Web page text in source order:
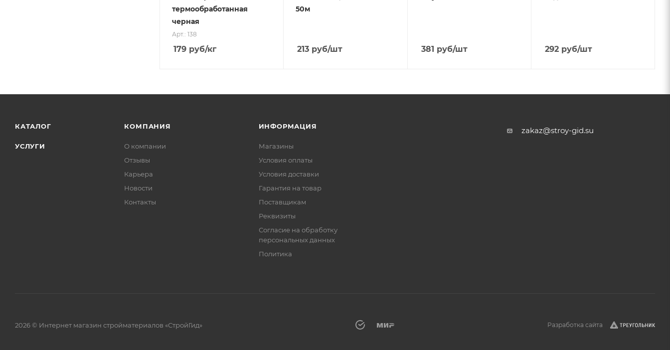
термообработанная
черная
Арт.: 138
179 руб/кг
50м
213 руб/шт 381 руб/шт 292руб/шт
КАТАЛОГ
УСЛУГИ
КОМПАНИЯ
О компании
Отзывы
Карьера
Новости
Контакты
ИНФОРМАЦИЯ
Магазины
Условия оплаты
Условия доставки
Гарантия на товар
Поставщикам
Реквизиты
Согласие на обработку
персональных данных
Политика
zakaz@stroy-gid.su
2026 © Интернет магазин стройматериалов «СтройГид» Разработка сайта